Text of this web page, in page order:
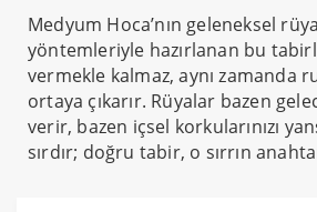
Medyum Hoca’nın geleneksel
yöntemleriyle hazırlanan bu
vermekle kalmaz, aynı zamanda
ortaya çıkarır. Rüyalar bazen
verir, bazen içsel korkularınızı
sırdır; doğru tabir, o sırrın